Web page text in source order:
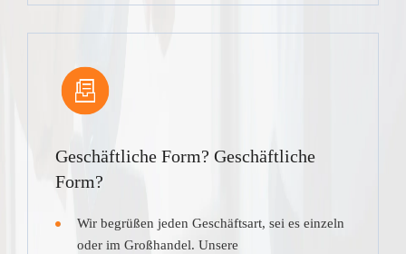
Geschäftliche Form? Geschäftliche
Form?
Wir begrüßen jeden Geschäftsart, sei es einzeln
oder im Großhandel. Unsere